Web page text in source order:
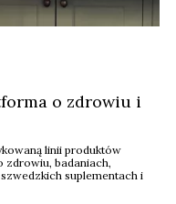
o zdrowiu i
linii produktów
zdrowiu, badaniach,
suplementach i